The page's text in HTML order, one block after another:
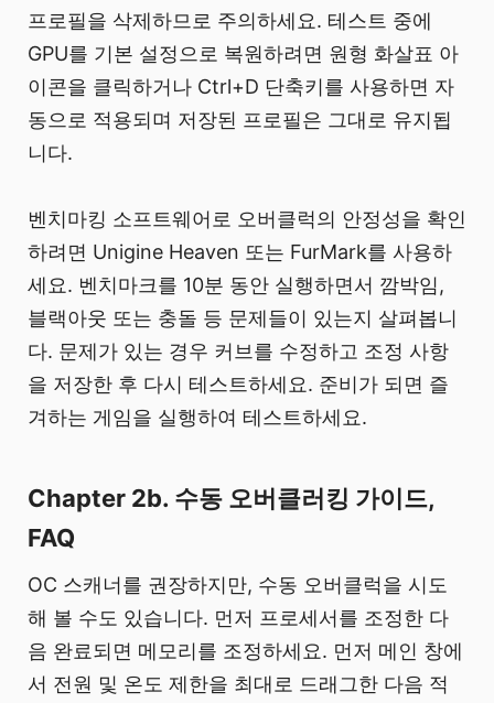
프로필을 삭제하므로 주의하세요. 테스트 중에
GPU를 기본 설정으로 복원하려면 원형 화살표 아
이콘을 클릭하거나 Ctrl+D 단축키를 사용하면 자
동으로 적용되며 저장된 프로필은 그대로 유지됩
니다.
벤치마킹 소프트웨어로 오버클럭의 안정성을 확인
하려면 Unigine Heaven 또는 FurMark를 사용하
세요. 벤치마크를 10분 동안 실행하면서 깜박임,
블랙아웃 또는 충돌 등 문제들이 있는지 살펴봅니
다. 문제가 있는 경우 커브를 수정하고 조정 사항
을 저장한 후 다시 테스트하세요. 준비가 되면 즐
겨하는 게임을 실행하여 테스트하세요.
Chapter 2b. 수동 오버클러킹 가이드,
FAQ
OC 스캐너를 권장하지만, 수동 오버클럭을 시도
해 볼 수도 있습니다. 먼저 프로세서를 조정한 다
음 완료되면 메모리를 조정하세요. 먼저 메인 창에
서 전원 및 온도 제한을 최대로 드래그한 다음 적